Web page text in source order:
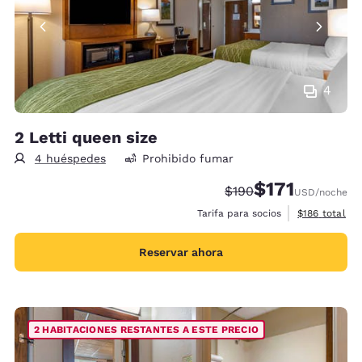
4
2 Letti queen size
4 huéspedes Prohibido fumar
Precio tachado:
$190Precio con
$171USD/noche
Tarifa para socios
Ver detalles
$186 total
Reservar ahora
2 HABITACIONES RESTANTES A ESTE PRECIO